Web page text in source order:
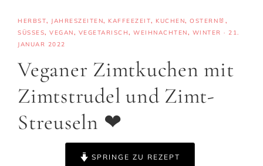
HERBST, JAHRESZEITEN, KAFFEEZEIT, KUCHEN, OSTERN🐰 ,
SÜSSES
, VEGAN, VEGETARISCH, WEIHNACHTEN, WINTER · 21.
JANUAR 2022
Veganer Zimtkuchen mit
Zimtstrudel und Zimt-
Streuseln ❤
SPRINGE ZU REZEPT